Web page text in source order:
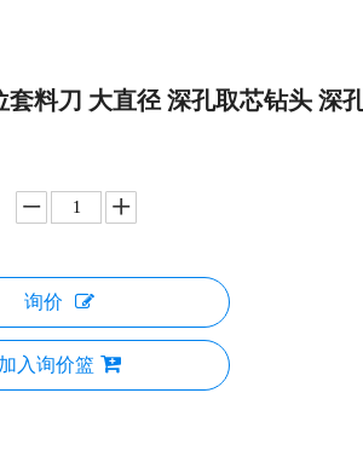
套料刀 大直径 深孔取芯钻头 深
询价
入询价篮